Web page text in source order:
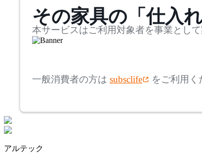
カンディハウス
検索
~
~
その家具の「仕入
本サービスはご利用対象者を事業とし
一般消費者の方は subsclife をご利用く
アルテック